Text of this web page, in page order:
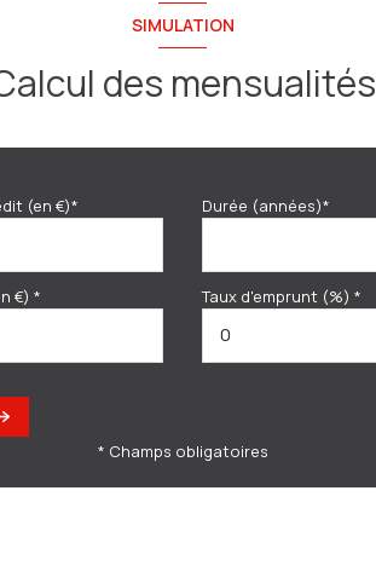
SIMULATION
des mensualités
(en €)* Durée (années)*
€) * Taux d'emprunt (%) *
* Champs obligatoires